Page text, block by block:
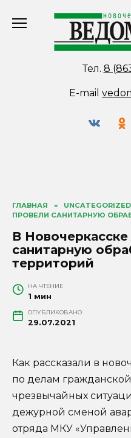
Тел. 8
E-mail
ГЛАВНАЯ » UNCATEGORIZED
ПРОВЕЛИ САНИТАРНУЮ
В
санитарную
территорий
НА ЧТЕНИЕ
1 мин
ОПУБЛИКОВАНО
29.07.2021
Как рассказали в
по делам
чрезвычайных
дежурной сменой
отряда МКУ